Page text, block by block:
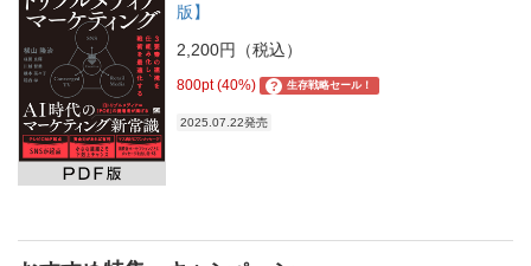
版】
2,200円（税込）
800pt (40%) ? 生存戦略セール！
2025.07.22発売